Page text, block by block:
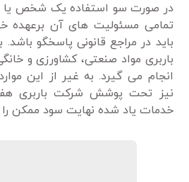
در صورت سو استفاده یک شخص یا
تمامی مسئولیت های آن برعهده
باید در مراجع قانونی پاسخگو باشد.
باربری مواد صنعتی، کشاورزی و
انجام می گیرد. به غیر از این
نیز تحت پوشش شرکت باربری
خدمات یاد شده نهایت سود ممکن را